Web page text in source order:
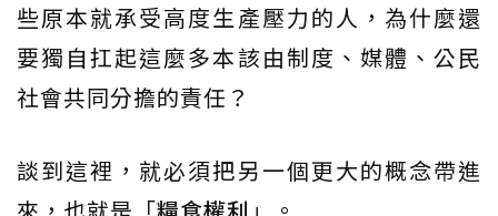
些原本就承受高度生產壓力的人，為什麼還
要獨自扛起這麼多本該由制度、媒體、公民
社會共同分擔的責任？
談到這裡，就必須把另一個更大的概念帶進